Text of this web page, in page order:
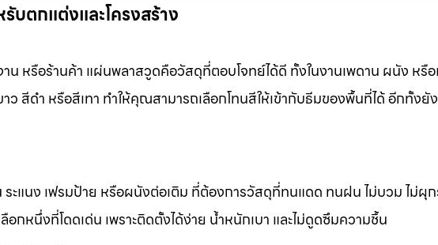
บตกแต่งและโครงสร้าง
หรือร้านค้า แผ่นพลาสวูดคือวัสดุที่ตอบโจทย์ได้ดี ทั้งในงานเพดาน ผนัง หรือ
สีดำ หรือสีเทา ทำให้คุณสามารถเลือกโทนสีให้เข้ากับธีมของพื้นที่ได้ อีกทั้ง
ะแนง เฟรมป้าย หรือผนังต่อเติม ที่ต้องการวัสดุที่ทนแดด ทนฝน ไม่บวม ไม่ผุ
กหนึ่งที่โดดเด่น เพราะติดตั้งได้ง่าย น้ำหนักเบา และไม่ดูดซึมความชื้น